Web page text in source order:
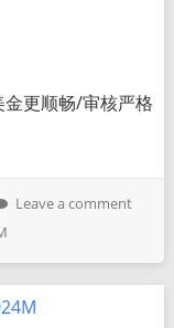
更顺畅/审核严格
Leave a comment